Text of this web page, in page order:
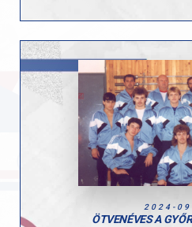
bajnokságot, szakításban
Kata, a GYAC birkózója is
kg-os súlycsoportban a
ezüstérmeseként végzett 84
(szakításban 38, lökésben 46
2024-
ÖTVENÉVES A